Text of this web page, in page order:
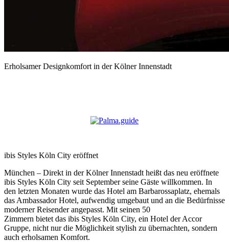
Erholsamer Designkomfort in der Kölner Innenstadt
ibis Styles Köln City eröffnet
München – Direkt in der Kölner Innenstadt heißt das neu eröffnete
ibis Styles Köln City seit September seine Gäste willkommen. In
den letzten Monaten wurde das Hotel am Barbarossaplatz, ehemals
das Ambassador Hotel, aufwendig umgebaut und an die Bedürfnisse
moderner Reisender angepasst. Mit seinen 50
Zimmern bietet das ibis Styles Köln City, ein Hotel der Accor
Gruppe, nicht nur die Möglichkeit stylish zu übernachten, sondern
auch erholsamen Komfort.